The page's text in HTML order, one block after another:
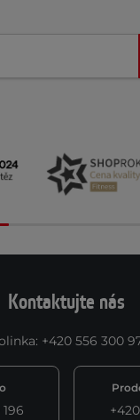
Kontaktujte nás
: +420 556 300